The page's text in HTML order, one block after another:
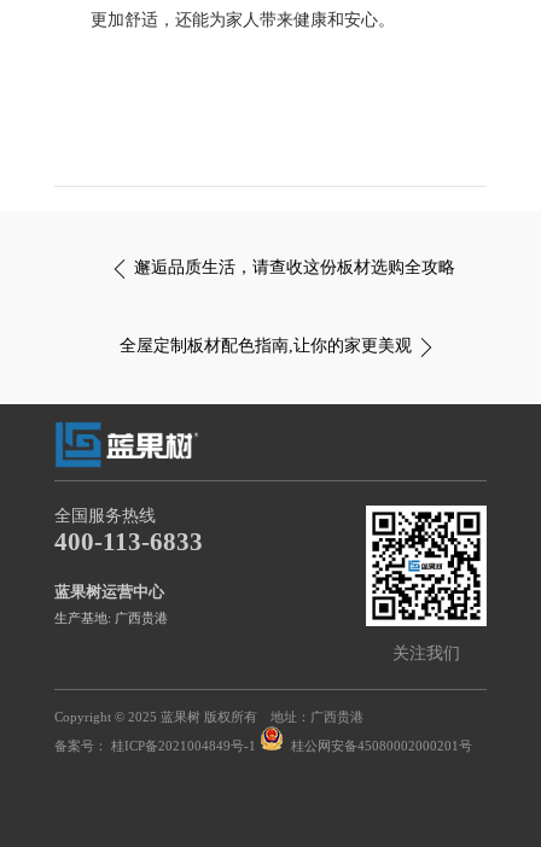
更加舒适，还能为家人带来健康和安心。
邂逅品质生活，请查收这份板材选购全攻略
全屋定制板材配色指南,让你的家更美观
全国服务热线
400-113-6833
蓝果树运营中心
生产基地: 广西贵港
关注我们
Copyright © 2025 蓝果树 版权所有 地址：广西贵港
备案号： 桂ICP备2021004849号-1 桂公网安备45080002000201号